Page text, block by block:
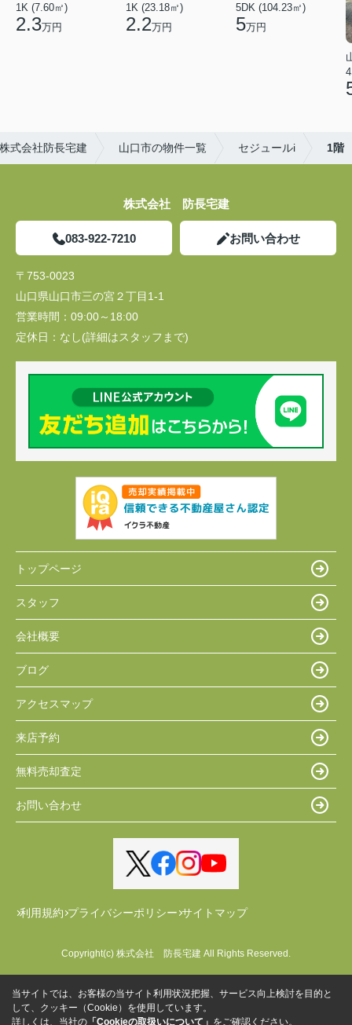
1K (7.60㎡)
2.3万円
1K (23.18㎡)
2.2万円
5DK (104.23㎡)
5万円
式会社防長宅建 山口市の物件一覧 セジュールi 1階
株式会社 防長宅建
083-922-7210 お問い合わせ
〒753-0023
山口県山口市三の宮２丁目1-1
営業時間： 09:00～18:00
定休日： なし(詳細はスタッフまで)
トップページ
スタッフ
会社概要
ブログ
アクセスマップ
来店予約
無料売却査定
お問い合わせ
利用規約 プライバシーポリシー サイトマップ
Copyright(c) 株式会社 防長宅建 All Rights Reserved.
当サイトでは、お客様の当サイト利用状況把握、サービス向上検討を目的と
して、クッキー（Cookie）を使用しています。
詳しくは、当社の 「Cookieの取扱いについて」 をご確認ください。